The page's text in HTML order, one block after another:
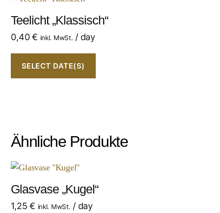
Teelicht „Klassisch“
0,40€ inkl. MwSt. / day
SELECT DATE(S)
Ähnliche Produkte
Glasvase „Kugel“
1,25€ inkl. MwSt. / day